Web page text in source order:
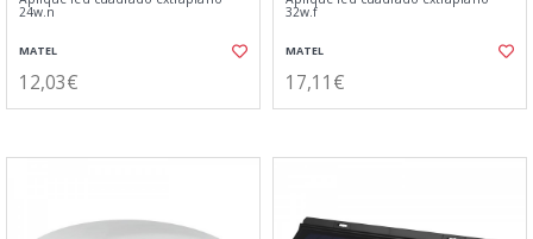
24w.n
MATEL
12,03€
32w.f
MATEL
17,11€